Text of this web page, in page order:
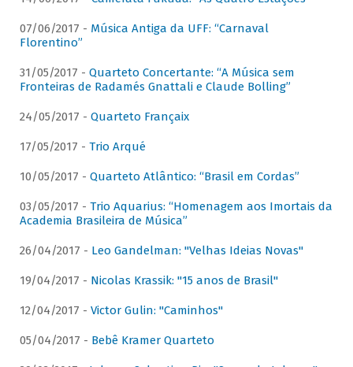
07/06/2017 - Música Antiga da UFF: “Carnaval
Florentino”
31/05/2017 - Quarteto Concertante: “A Música sem
Fronteiras de Radamés Gnattali e Claude Bolling”
24/05/2017 - Quarteto Françaix
17/05/2017 - Trio Arqué
10/05/2017 - Quarteto Atlântico: “Brasil em Cordas”
03/05/2017 - Trio Aquarius: “Homenagem aos Imortais da
Academia Brasileira de Música”
26/04/2017 - Leo Gandelman: "Velhas Ideias Novas"
19/04/2017 - Nicolas Krassik: "15 anos de Brasil"
12/04/2017 - Victor Gulin: "Caminhos"
05/04/2017 - Bebê Kramer Quarteto